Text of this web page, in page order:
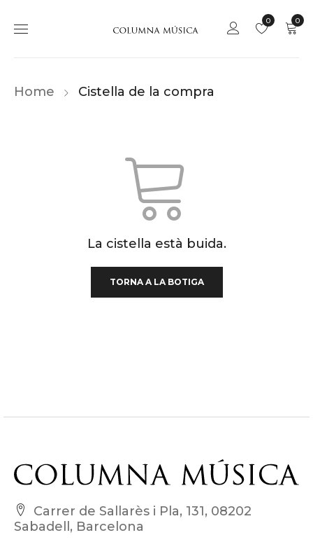
0
0
Home Cistella de la compra
La cistella està buida.
TORNA A LA BOTIGA
Carrer de Sallarès i Pla, 131, 08202
Sabadell, Barcelona